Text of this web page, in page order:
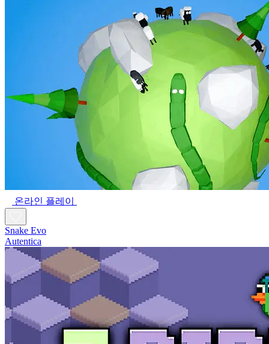
온라인 플레이
Snake Evo
Autentica